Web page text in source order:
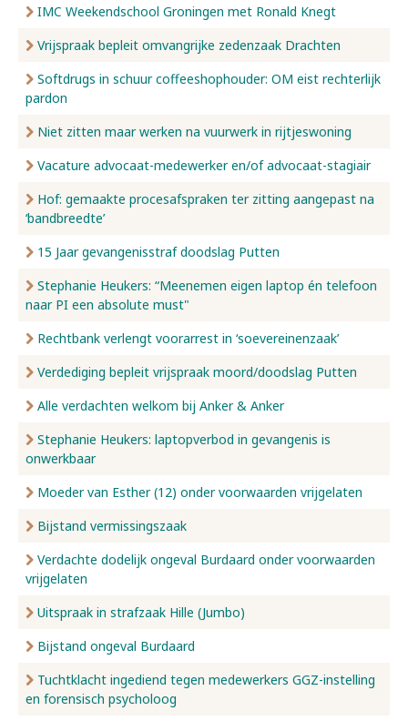
IMC Weekendschool Groningen met Ronald Knegt
Vrijspraak bepleit omvangrijke zedenzaak Drachten
Softdrugs in schuur coffeeshophouder: OM eist rechterlijk
pardon
Niet zitten maar werken na vuurwerk in rijtjeswoning
Vacature advocaat-medewerker en/of advocaat-stagiair
Hof: gemaakte procesafspraken ter zitting aangepast na
‘bandbreedte’
15 Jaar gevangenisstraf doodslag Putten
Stephanie Heukers: “Meenemen eigen laptop én telefoon
naar PI een absolute must"
Rechtbank verlengt voorarrest in ‘soevereinenzaak’
Verdediging bepleit vrijspraak moord/doodslag Putten
Alle verdachten welkom bij Anker & Anker
Stephanie Heukers: laptopverbod in gevangenis is
onwerkbaar
Moeder van Esther (12) onder voorwaarden vrijgelaten
Bijstand vermissingszaak
Verdachte dodelijk ongeval Burdaard onder voorwaarden
vrijgelaten
Uitspraak in strafzaak Hille (Jumbo)
Bijstand ongeval Burdaard
Tuchtklacht ingediend tegen medewerkers GGZ-instelling
en forensisch psycholoog